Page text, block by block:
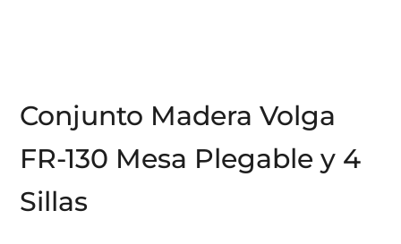
Conjunto Madera Volga
FR-130 Mesa Plegable y 4
Sillas